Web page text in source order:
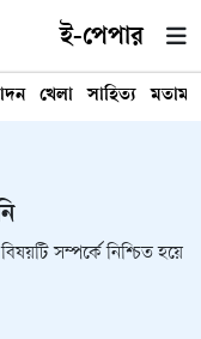
ই-পেপার
খেলা সাহিত্য মতামত
সম্পর্কে নিশ্চিত হয়ে